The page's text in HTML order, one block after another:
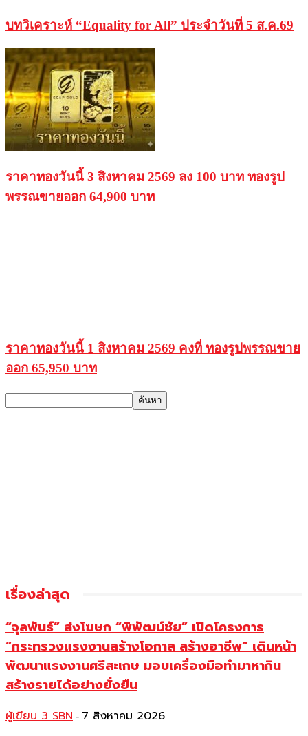
บทวิเคราะห์ “Equality for All” ประจำวันที่ 5 ส.ค.69
ราคาทองวันนี้ 3 สิงหาคม 2569 ลง 100 บาท ทองรูป
พรรณขายออก 64,900 บาท
ราคาทองวันนี้ 1 สิงหาคม 2569 คงที่ ทองรูปพรรณขาย
ออก 65,950 บาท
เรื่องล่าสุด
“จุลพันธ์” ส่งโฆษก “พิพัฒน์ชัย” เปิดโครงการ
“กระทรวงแรงงานสร้างโอกาส สร้างอาชีพ” เดินหน้า
พัฒนาแรงงานศรีสะเกษ มอบเครื่องมือทำมาหากิน
สร้างรายได้อย่างยั่งยืน
ผู้เขียน 3 SBN - 7 สิงหาคม 2026